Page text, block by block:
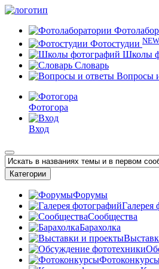
Фотостудии NEW
Школы
Словарь
Вопросы
Фотогора
Вход
Категории
Форумы
Галерея
Сообщества
Барахолка